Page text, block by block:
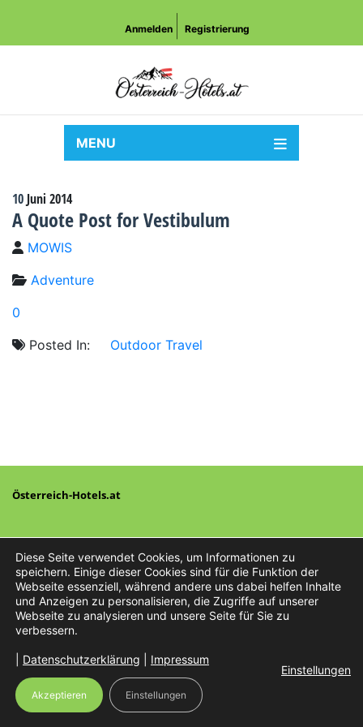
Anmelden Registrierung
MENU
10 Juni 2014
A Quote Post for Vestibulum
MOWIS
Adventure
0
Posted In: Outdoor Travel
Österreich-Hotels.at
Preisliste
AGB
Impressum
Datenschutz
Anmeldung (Unterkünfte)
Unterkunft registrieren
Diese Seite verwendet Cookies, um Informationen zu
speichern. Einige dieser Cookies sind für die Funktion der
Webseite essenziell, während andere uns dabei helfen Inhalte
und Anzeigen zu personalisieren, die Zugriffe auf unserer
Webseite zu analysieren und unsere Seite für Sie zu
verbessern.
Einstellungen
Datenschutzerklärung Impressum
Akzeptieren Einstellungen